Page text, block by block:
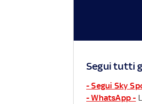
Segui tutti
- Segui Sky
- WhatsApp -